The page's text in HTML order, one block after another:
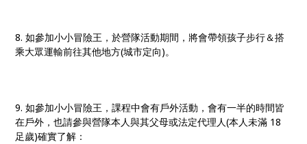
8. 如參加小小冒險王，於營隊活動期間，將會帶領孩子步行＆搭
乘大眾運輸前往其他地方(城市定向)。
9. 如參加小小冒險王，課程中會有戶外活動，會有一半的時間皆
在戶外，也請參與營隊本人與其父母或法定代理人(本人未滿 18
足歲)確實了解：